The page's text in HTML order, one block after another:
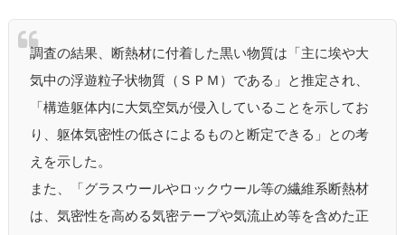
調査の結果、断熱材に付着した黒い物質は「主に埃や大
気中の浮遊粒子状物質（ＳＰＭ）である」と推定され、
「構造躯体内に大気空気が侵入していることを示してお
り、躯体気密性の低さによるものと断定できる」との考
えを示した。
また、「グラスウールやロックウール等の繊維系断熱材
は、気密性を高める気密テープや気流止め等を含めた正